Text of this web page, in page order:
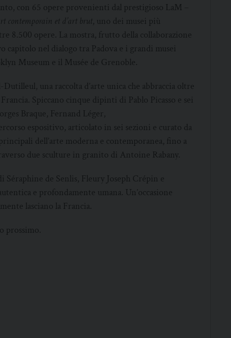
con 65 opere provenienti dal prestigioso LaM –
contemporain et d’art brut, uno dei musei più
8.500 opere. La mostra, frutto della collaborazione
capitolo nel dialogo tra Padova e i grandi musei
Museum e il Musée de Grenoble.
una raccolta d’arte unica che abbraccia oltre
Spiccano cinque dipinti di Pablo Picasso e sei
Braque, Fernand Léger,
espositivo, articolato in sei sezioni e curato da
dell’arte moderna e contemporanea, fino a
due sculture in granito di Antoine Rabany.
de Senlis, Fleury Joseph Crépin e
e profondamente umana. Un’occasione
lasciano la Francia.
prossimo.